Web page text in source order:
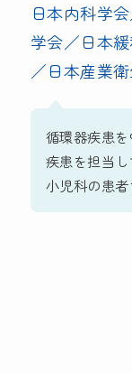
日本内科学
学会／日本
／日本産業
循環器疾患
疾患を担当し
小児科の患者